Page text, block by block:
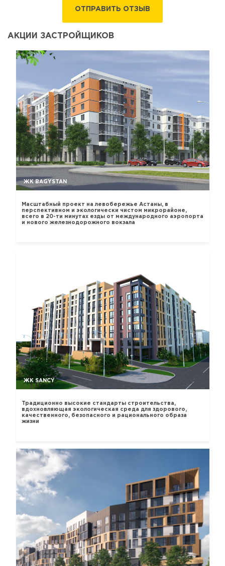
ОТПРАВИТЬ ОТЗЫВ
АКЦИИ ЗАСТРОЙЩИКОВ
ЖК BAGYSTAN
Масштабный проект на левобережье Астаны, в
перспективном и экологически чистом микрорайоне,
всего в 20-ти минутах езды от международного аэропорта
и нового железнодорожного вокзала
ЖК SANCY
Традиционно высокие стандарты строительства,
вдохновляющая экологическая среда для здорового,
качественного, безопасного и рационального образа
жизни